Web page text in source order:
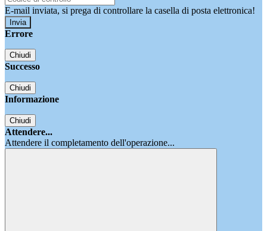
E-mail inviata, si prega di controllare la casella di posta elettronica!
Errore
Chiudi
Successo
Chiudi
Informazione
Chiudi
Attendere...
Attendere il completamento dell'operazione...